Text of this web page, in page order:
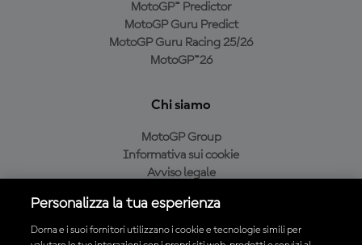
MotoGP™ Predictor
MotoGP Guru Predict
MotoGP Guru Racing 25/26
MotoGP™26
Chi siamo
MotoGP Group
Informativa sui cookie
Avviso legale
Condizioni di acquisto
Personalizza la tua esperienza
Dorna e i suoi fornitori utilizzano i cookie e tecnologie simili per